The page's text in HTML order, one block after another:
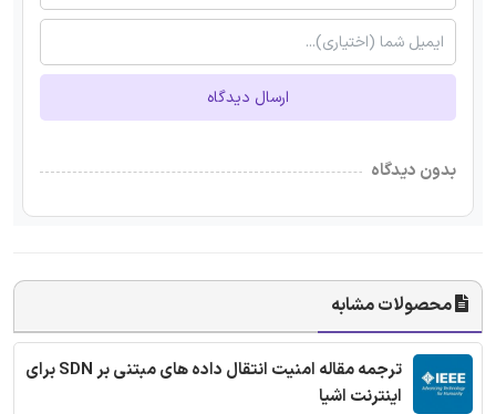
ارسال دیدگاه
بدون دیدگاه
محصولات مشابه
ترجمه مقاله امنیت انتقال داده های مبتنی بر SDN برای
اینترنت اشیا